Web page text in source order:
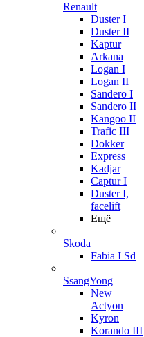
Renault
Duster I
Duster II
Kaptur
Arkana
Logan I
Logan II
Sandero I
Sandero II
Kangoo II
Trafic III
Dokker
Express
Kadjar
Captur I
Duster I,
facelift
Ещё
Skoda
Fabia I Sd
SsangYong
New
Actyon
Kyron
Korando III